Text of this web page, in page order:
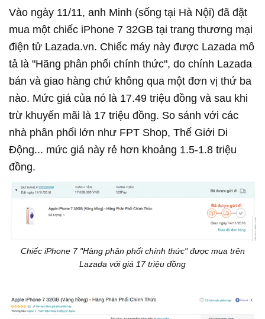
Vào ngày 11/11, anh Minh (sống tại Hà Nội) đã đặt
mua một chiếc iPhone 7 32GB tại trang thương mại
điện tử Lazada.vn. Chiếc máy này được Lazada mô
tả là "Hãng phân phối chính thức", do chính Lazada
bán và giao hàng chứ không qua một đơn vị thứ ba
nào. Mức giá của nó là 17.49 triệu đồng và sau khi
trừ khuyến mãi là 17 triệu đồng. So sánh với các
nhà phân phối lớn như FPT Shop, Thế Giới Di
Động... mức giá này rẻ hơn khoảng 1.5-1.8 triệu
đồng.
Chiếc iPhone 7 "Hàng phân phối chính thức" được mua trên
Lazada với giá 17 triệu đồng